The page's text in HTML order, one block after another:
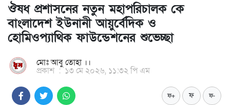
ঔষধ প্রশাসনের নতুন মহাপরিচালক কে
বাংলাদেশ ইউনানী আয়ুর্বেদিক ও
হোমিওপ্যাথিক ফাউন্ডেশনের শুভেচ্ছা
মোঃ আবু তোহা ।।
প্রকাশ :১৩ মে ২০২৬, ১১:৩২ পি এম
ফ+ ফ ফ-